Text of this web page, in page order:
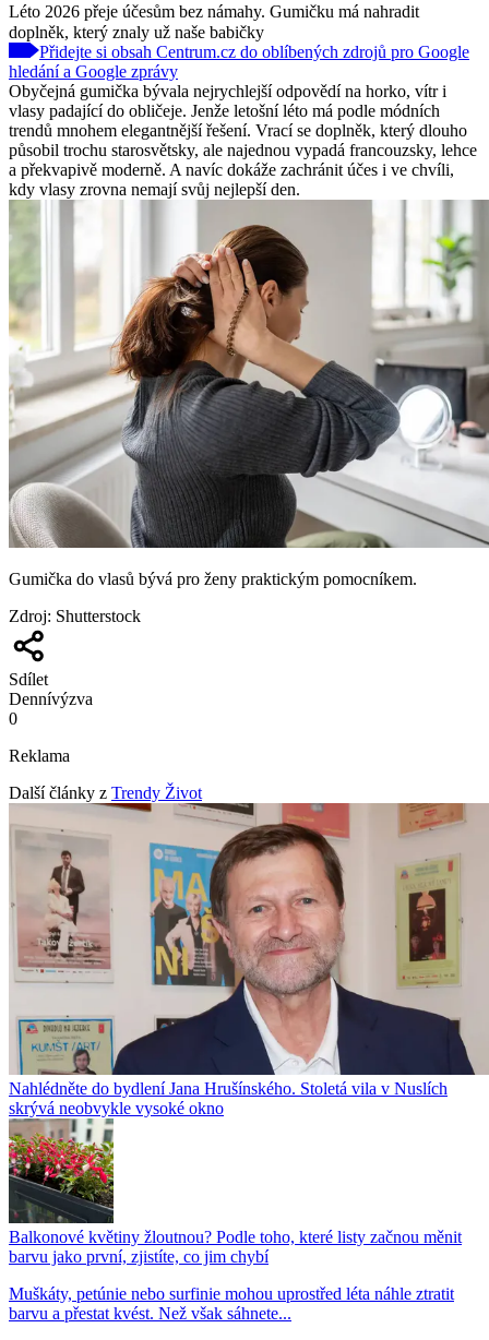
Léto 2026 přeje účesům bez námahy. Gumičku má nahradit
doplněk, který znaly už naše babičky
Přidejte si obsah Centrum.cz do oblíbených zdrojů pro Google
hledání a Google zprávy
Obyčejná gumička bývala nejrychlejší odpovědí na horko, vítr i
vlasy padající do obličeje. Jenže letošní léto má podle módních
trendů mnohem elegantnější řešení. Vrací se doplněk, který dlouho
působil trochu starosvětsky, ale najednou vypadá francouzsky, lehce
a překvapivě moderně. A navíc dokáže zachránit účes i ve chvíli,
kdy vlasy zrovna nemají svůj nejlepší den.
Gumička do vlasů bývá pro ženy praktickým pomocníkem.
Zdroj: Shutterstock
Sdílet
Dennívýzva
0
Reklama
Další články z Trendy Život
Nahlédněte do bydlení Jana Hrušínského. Stoletá vila v Nuslích
skrývá neobvykle vysoké okno
Balkonové květiny žloutnou? Podle toho, které listy začnou měnit
barvu jako první, zjistíte, co jim chybí
Muškáty, petúnie nebo surfinie mohou uprostřed léta náhle ztratit
barvu a přestat kvést. Než však sáhnete...